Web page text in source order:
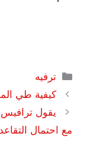
التصنيفات
ترفيه
كيفية طي
يقول
مع احتمال